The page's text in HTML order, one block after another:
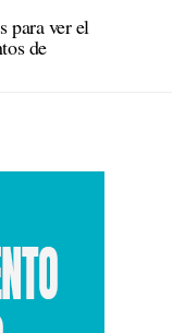
para ver el
de